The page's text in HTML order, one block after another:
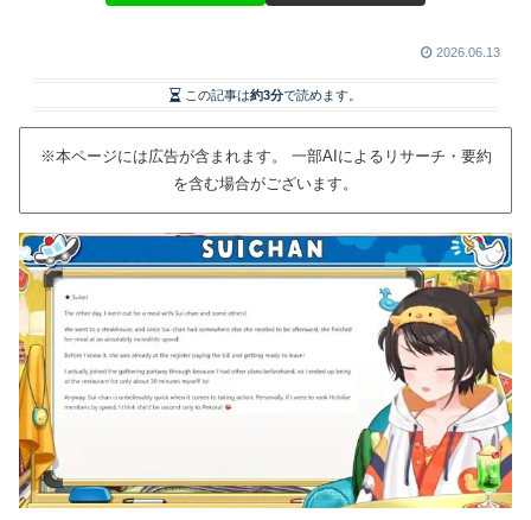
2026.06.13
この記事は約3分で読めます。
※本ページには広告が含まれます。 一部AIによるリサーチ・要約
を含む場合がございます。